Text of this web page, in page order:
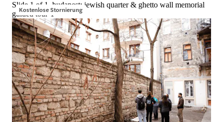
Kostenlose Stornierung
Slide 1 of 1, budapest: jewish quarter & ghetto wall memorial
guided tour-1